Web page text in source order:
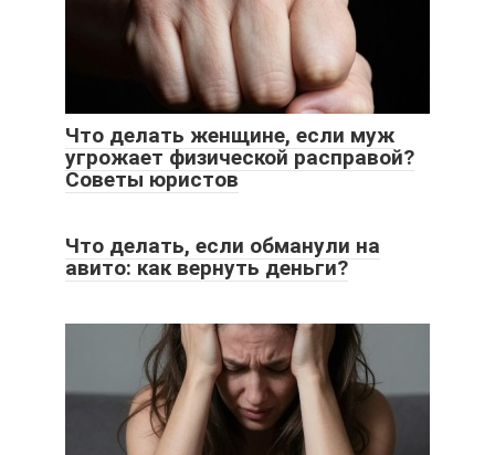
Что делать женщине, если муж
угрожает физической расправой?
Советы юристов
Что делать, если обманули на
авито: как вернуть деньги?